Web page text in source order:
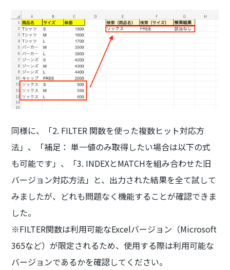
同様に、「2. FILTER 関数を使った複数ヒット対応方
法」、「補足： 単一値のみ取得したい場合は以下の式
も可能です」、「3. INDEXとMATCHを組み合わせた旧
バージョン対応方法」と、出力された結果を全て試して
みましたが、どれも問題なく機能することが確認できま
した。
※FILTER関数は利用可能なExcelバージョン（Microsoft
365など）が限定されるため、使用する際は利用可能な
バージョンであるかを確認してください。